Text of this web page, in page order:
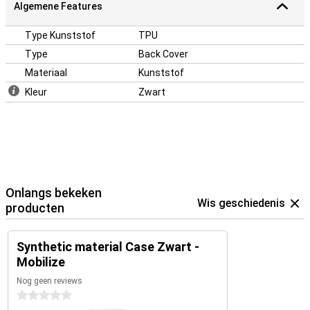
Algemene Features
Type Kunststof
TPU
Type
Back Cover
Materiaal
Kunststof
Kleur
Zwart
Onlangs bekeken
producten
Wis geschiedenis
Synthetic material Case Zwart -
Mobilize
Nog geen reviews
0 sterren